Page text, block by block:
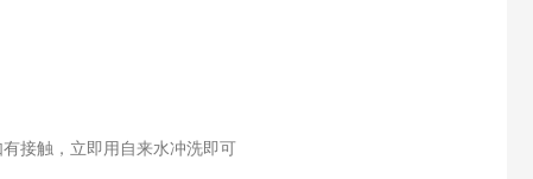
接触，立即用自来水冲洗即可